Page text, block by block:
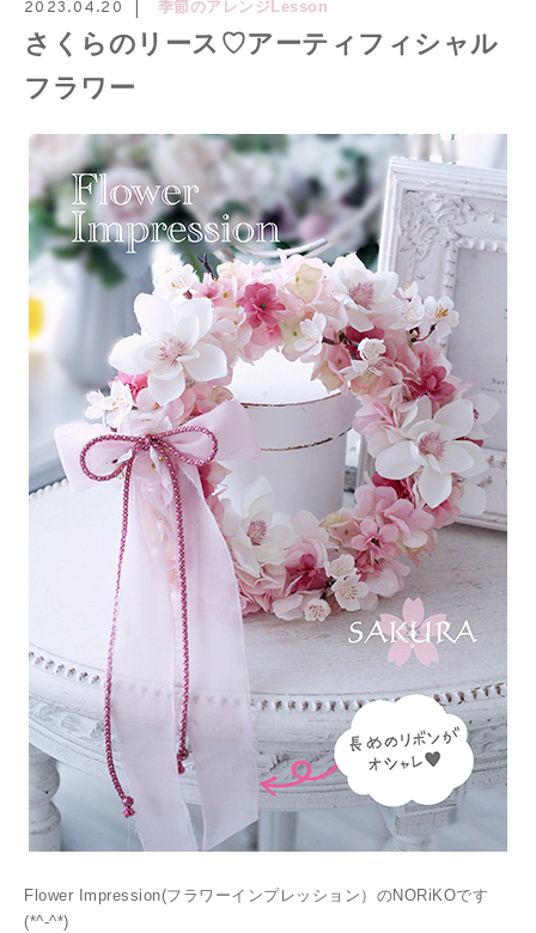
2023.04.20 季節のアレンジLesson
さくらのリース♡アーティフィシャル
フラワー
Flower Impression(フラワーインプレッション）のNORiKOです
(*^-^*)